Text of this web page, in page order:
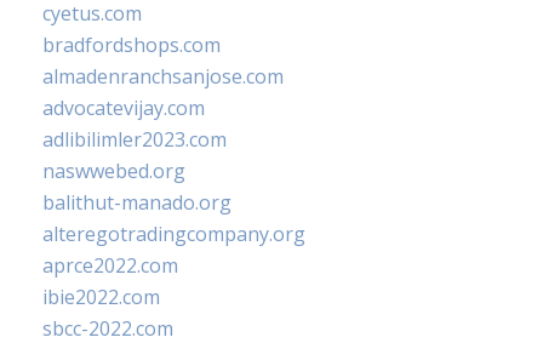
cyetus.com
bradfordshops.com
almadenranchsanjose.com
advocatevijay.com
adlibilimler2023.com
naswwebed.org
balithut-manado.org
alteregotradingcompany.org
aprce2022.com
ibie2022.com
sbcc-2022.com